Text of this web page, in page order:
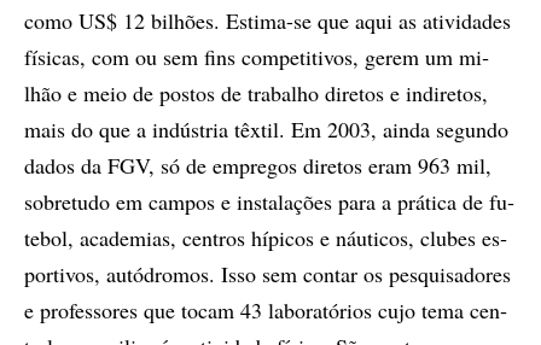
como US$ 12 bi­lhõ­es. Es­ti­ma-se que aqui as ati­vi­da­des
fí­si­cas, com ou sem fins com­pe­ti­ti­vos, ge­rem um mi­
lhão e meio de pos­tos de tra­ba­lho di­re­tos e in­di­re­tos,
mais do que a in­dús­tria têx­til. Em 2003, ain­da se­gun­do
da­dos da FGV, só de em­pre­gos di­re­tos eram 963 mil,
so­bre­tu­do em cam­pos e ins­ta­la­çõ­es para a prá­ti­ca de fu­
te­bol, aca­de­mi­as, cen­tros hí­pi­cos e náu­ti­cos, clu­bes es­
por­ti­vos, au­tó­dro­mos. Isso sem con­tar os pes­qui­sa­do­res
e pro­fes­so­res que to­cam 43 la­bo­ra­tó­ri­os cujo tema cen­